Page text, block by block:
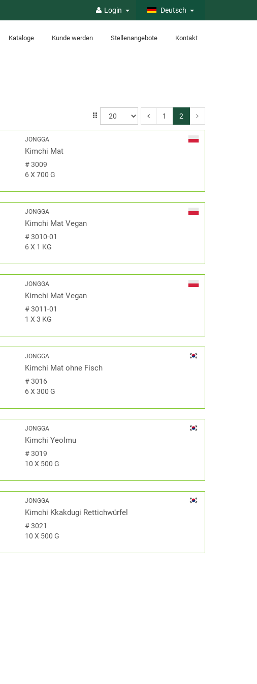
Login Deutsch
Kataloge Kunde werden Stellenangebote Kontakt
1 2
JONGGA
Kimchi Mat
#3009
6 X 700 G
JONGGA
Kimchi Mat Vegan
#3010-01
6 X 1 KG
JONGGA
Kimchi Mat Vegan
#3011-01
1 X 3 KG
JONGGA
Kimchi Mat ohne Fisch
#3016
6 X 300 G
JONGGA
Kimchi Yeolmu
#3019
10 X 500 G
JONGGA
Kimchi Kkakdugi Rettichwürfel
#3021
10 X 500 G